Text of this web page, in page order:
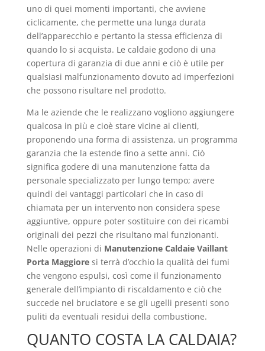
uno di quei momenti importanti, che avviene
ciclicamente, che permette una lunga durata
dell’apparecchio e pertanto la stessa efficienza di
quando lo si acquista. Le caldaie godono di una
copertura di garanzia di due anni e ciò è utile per
qualsiasi malfunzionamento dovuto ad imperfezioni
che possono risultare nel prodotto.
Ma le aziende che le realizzano vogliono aggiungere
qualcosa in più e cioè stare vicine ai clienti,
proponendo una forma di assistenza, un programma
garanzia che la estende fino a sette anni. Ciò
significa godere di una manutenzione fatta da
personale specializzato per lungo tempo; avere
quindi dei vantaggi particolari che in caso di
chiamata per un intervento non considera spese
aggiuntive, oppure poter sostituire con dei ricambi
originali dei pezzi che risultano mal funzionanti.
Nelle operazioni di Manutenzione Caldaie Vaillant
Porta Maggioresi terrà d’occhio la qualità dei fumi
che vengono espulsi, così come il funzionamento
generale dell’impianto di riscaldamento e ciò che
succede nel bruciatore e se gli ugelli presenti sono
puliti da eventuali residui della combustione.
QUANTO COSTA LA CALDAIA?